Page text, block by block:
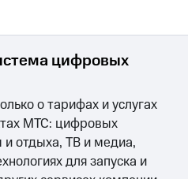
цифровых
о тарифах и услугах
МТС: цифровых
отдыха, ТВ и медиа,
для запуска и